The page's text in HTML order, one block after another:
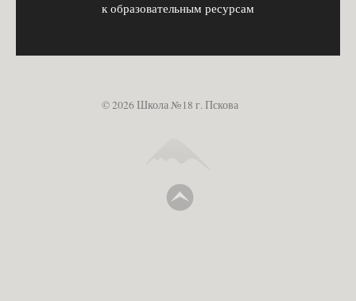
к образовательным ресурсам
© 2026 Школа №18 г. Пскова